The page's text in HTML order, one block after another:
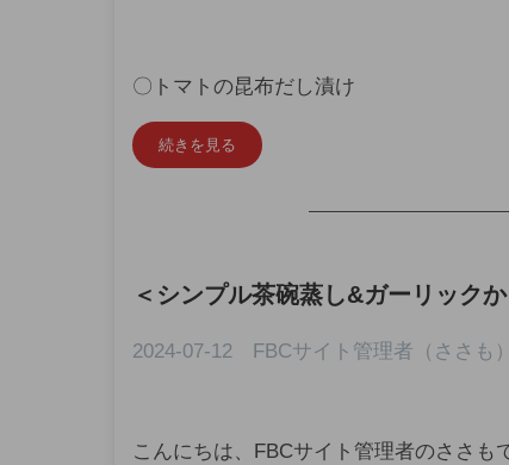
〇トマトの昆布だし漬け
続きを見る
＜ シンプル茶碗蒸し&ガーリック
2024-07-12 FBCサイト管理者（ささも）
こんにちは、FBCサイト管理者のささも